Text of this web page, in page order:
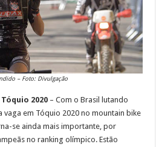
– Foto: Divulgação
2020 – Com o Brasil lutando
em Tóquio 2020 no mountain bike
se ainda mais importante, por
no ranking olímpico. Estão